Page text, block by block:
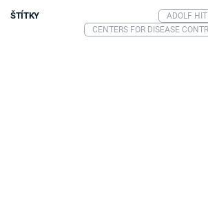
ŠTÍTKY ADOLF
CENTERS FOR DISEASE